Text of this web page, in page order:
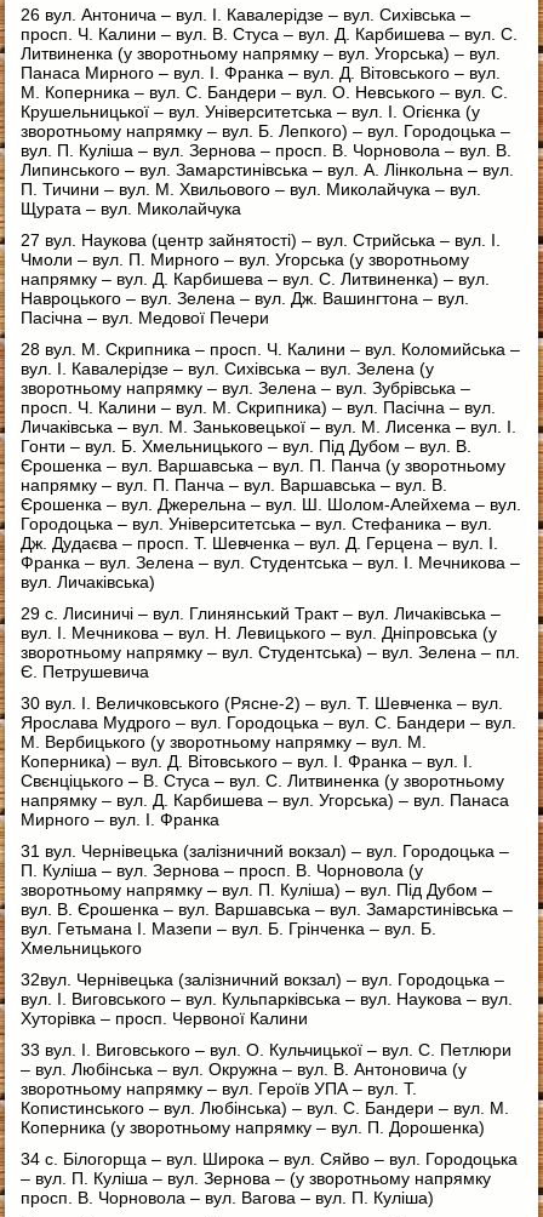
26 вул. Антонича – вул. І. Кавалерідзе – вул. Сихівська –
просп. Ч. Калини – вул. В. Стуса – вул. Д. Карбишева – вул. С.
Литвиненка (у зворотньому напрямку – вул. Угорська) – вул.
Панаса Мирного – вул. І. Франка – вул. Д. Вітовського – вул.
М. Коперника – вул. С. Бандери – вул. О. Невського – вул. С.
Крушельницької – вул. Університетська – вул. І. Огієнка (у
зворотньому напрямку – вул. Б. Лепкого) – вул. Городоцька –
вул. П. Куліша – вул. Зернова – просп. В. Чорновола – вул. В.
Липинського – вул. Замарстинівська – вул. А. Лінкольна – вул.
П. Тичини – вул. М. Хвильового – вул. Миколайчука – вул.
Щурата – вул. Миколайчука
27 вул. Наукова (центр зайнятості) – вул. Стрийська – вул. І.
Чмоли – вул. П. Мирного – вул. Угорська (у зворотньому
напрямку – вул. Д. Карбишева – вул. С. Литвиненка) – вул.
Навроцького – вул. Зелена – вул. Дж. Вашингтона – вул.
Пасічна – вул. Медової Печери
28 вул. М. Скрипника – просп. Ч. Калини – вул. Коломийська –
вул. І. Кавалерідзе – вул. Сихівська – вул. Зелена (у
зворотньому напрямку – вул. Зелена – вул. Зубрівська –
просп. Ч. Калини – вул. М. Скрипника) – вул. Пасічна – вул.
Личаківська – вул. М. Заньковецької – вул. М. Лисенка – вул. І.
Гонти – вул. Б. Хмельницького – вул. Під Дубом – вул. В.
Єрошенка – вул. Варшавська – вул. П. Панча (у зворотньому
напрямку – вул. П. Панча – вул. Варшавська – вул. В.
Єрошенка – вул. Джерельна – вул. Ш. Шолом-Алейхема – вул.
Городоцька – вул. Університетська – вул. Стефаника – вул.
Дж. Дудаєва – просп. Т. Шевченка – вул. Д. Герцена – вул. І.
Франка – вул. Зелена – вул. Студентська – вул. І. Мечникова –
вул. Личаківська)
29 с. Лисиничі – вул. Глинянський Тракт – вул. Личаківська –
вул. І. Мечникова – вул. Н. Левицького – вул. Дніпровська (у
зворотньому напрямку – вул. Студентська) – вул. Зелена – пл.
Є. Петрушевича
30 вул. І. Величковського (Рясне-2) – вул. Т. Шевченка – вул.
Ярослава Мудрого – вул. Городоцька – вул. С. Бандери – вул.
М. Вербицького (у зворотньому напрямку – вул. М.
Коперника) – вул. Д. Вітовського – вул. І. Франка – вул. І.
Свєнціцького – В. Стуса – вул. С. Литвиненка (у зворотньому
напрямку – вул. Д. Карбишева – вул. Угорська) – вул. Панаса
Мирного – вул. І. Франка
31 вул. Чернівецька (залізничний вокзал) – вул. Городоцька –
П. Куліша – вул. Зернова – просп. В. Чорновола (у
зворотньому напрямку – вул. П. Куліша) – вул. Під Дубом –
вул. В. Єрошенка – вул. Варшавська – вул. Замарстинівська –
вул. Гетьмана І. Мазепи – вул. Б. Грінченка – вул. Б.
Хмельницького
32вул. Чернівецька (залізничний вокзал) – вул. Городоцька –
вул. І. Виговського – вул. Кульпарківська – вул. Наукова – вул.
Хуторівка – просп. Червоної Калини
33 вул. І. Виговського – вул. О. Кульчицької – вул. С. Петлюри
– вул. Любінська – вул. Окружна – вул. В. Антоновича (у
зворотньому напрямку – вул. Героїв УПА – вул. Т.
Копистинського – вул. Любінська) – вул. С. Бандери – вул. М.
Коперника (у зворотньому напрямку – вул. П. Дорошенка)
34 с. Білогорща – вул. Широка – вул. Сяйво – вул. Городоцька
– вул. П. Куліша – вул. Зернова – (у зворотньому напрямку
просп. В. Чорновола – вул. Вагова – вул. П. Куліша)